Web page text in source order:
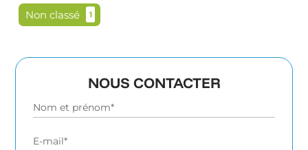
Non classé 1
NOUS CONTACTER